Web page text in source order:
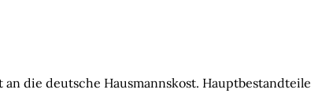
die deutsche Hausmannskost. Hauptbestandteile